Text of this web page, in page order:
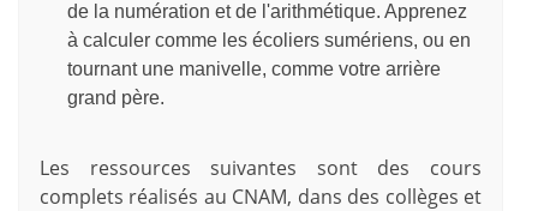
de la numération et de l'arithmétique. Apprenez
à calculer comme les écoliers sumériens, ou en
tournant une manivelle, comme votre arrière
grand père.
Les ressources suivantes sont des cours
complets réalisés au CNAM, dans des collèges et